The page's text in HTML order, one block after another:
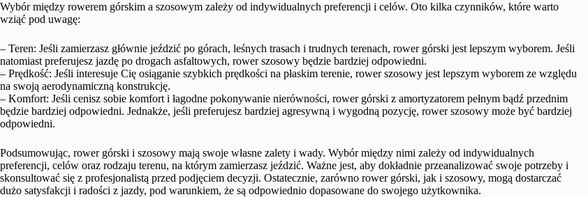
Wybór między rowerem górskim a szosowym zależy od indywidualnych preferencji i celów. Oto kilka czynników, które warto
wziąć pod uwagę:
– Teren: Jeśli zamierzasz głównie jeździć po górach, leśnych trasach i trudnych terenach, rower górski jest lepszym wyborem. Jeśli
natomiast preferujesz jazdę po drogach asfaltowych, rower szosowy będzie bardziej odpowiedni.
– Prędkość: Jeśli interesuje Cię osiąganie szybkich prędkości na płaskim terenie, rower szosowy jest lepszym wyborem ze względu
na swoją aerodynamiczną konstrukcję.
– Komfort: Jeśli cenisz sobie komfort i łagodne pokonywanie nierówności, rower górski z amortyzatorem pełnym bądź przednim
będzie bardziej odpowiedni. Jednakże, jeśli preferujesz bardziej agresywną i wygodną pozycję, rower szosowy może być bardziej
odpowiedni.
Podsumowując, rower górski i szosowy mają swoje własne zalety i wady. Wybór między nimi zależy od indywidualnych
preferencji, celów oraz rodzaju terenu, na którym zamierzasz jeździć. Ważne jest, aby dokładnie przeanalizować swoje potrzeby i
skonsultować się z profesjonalistą przed podjęciem decyzji. Ostatecznie, zarówno rower górski, jak i szosowy, mogą dostarczać
dużo satysfakcji i radości z jazdy, pod warunkiem, że są odpowiednio dopasowane do swojego użytkownika.